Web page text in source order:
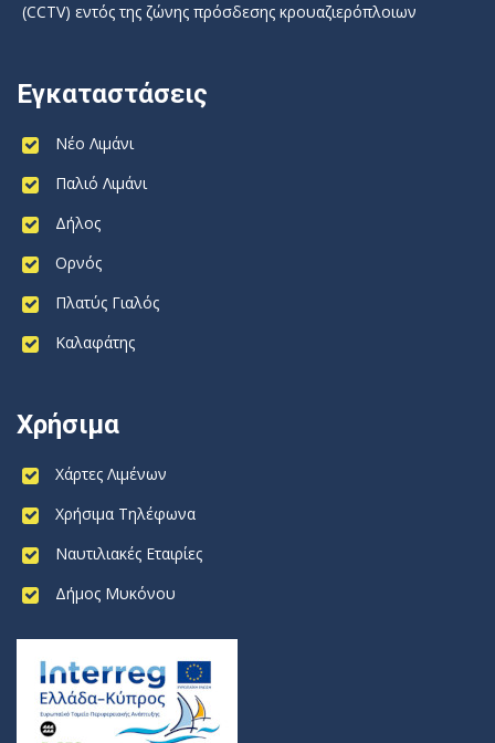
(CCTV) εντός της ζώνης πρόσδεσης κρουαζιερόπλοιων
Εγκαταστάσεις
Νέο Λιμάνι
Παλιό Λιμάνι
Δήλος
Ορνός
Πλατύς Γιαλός
Καλαφάτης
Χρήσιμα
Χάρτες Λιμένων
Χρήσιμα Τηλέφωνα
Ναυτιλιακές Εταιρίες
Δήμος Μυκόνου